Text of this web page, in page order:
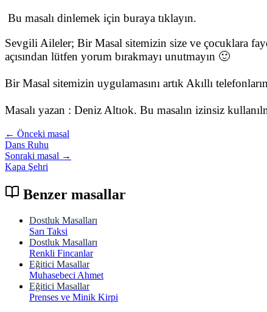
Bu masalı dinlemek için buraya tıklayın.
Sevgili Aileler; Bir Masal sitemizin size ve çocuklara
açısından lütfen yorum bırakmayı unutmayın 🙂
Bir Masal sitemizin uygulamasını artık Akıllı
Masalı yazan : Deniz Altıok. Bu masalın izinsiz
← Önceki masal
Dans Ruhu
Sonraki masal →
Kapa Şehri
Benzer masallar
Dostluk Masalları
Sarı Taksi
Dostluk Masalları
Renkli Fincanlar
Eğitici Masallar
Muhasebeci Ahmet
Eğitici Masallar
Prenses ve Minik Kirpi